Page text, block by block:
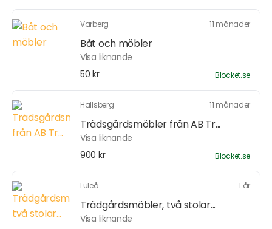
Varberg 11 månader
Båt och möbler
Visa liknande
50 kr
Blocket.se
Hallsberg 11 månader
Trädsgårdsmöbler från AB Tr...
Visa liknande
900 kr
Blocket.se
Luleå 1 år
Trädgårdsmöbler, två stolar...
Visa liknande